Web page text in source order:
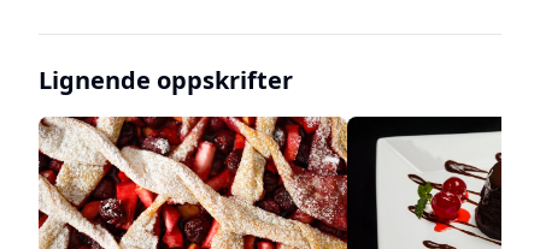
Lignende oppskrifter